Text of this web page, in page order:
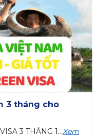
3 tháng cho
3 THÁNG 1...Xem